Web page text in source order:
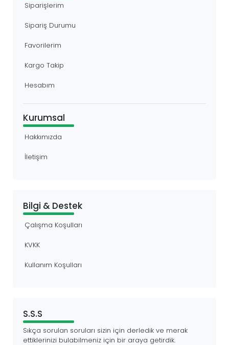
Siparişlerim
Sipariş Durumu
Favorilerim
Kargo Takip
Hesabım
Kurumsal
Hakkımızda
İletişim
Bilgi & Destek
Çalışma Koşulları
KVKK
Kullanım Koşulları
S.S.S
Sıkça sorulan soruları sizin için derledik ve merak
ettiklerinizi bulabilmeniz için bir araya getirdik.